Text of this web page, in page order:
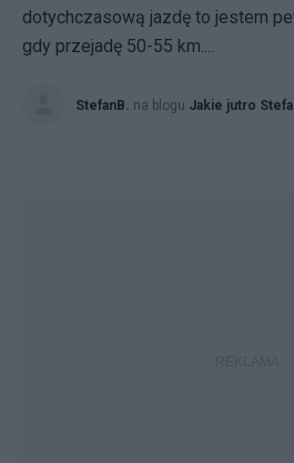
dotychczasową jazdę to jestem
gdy przejadę 50-55 km....
StefanB. na blogu Jakie jutro